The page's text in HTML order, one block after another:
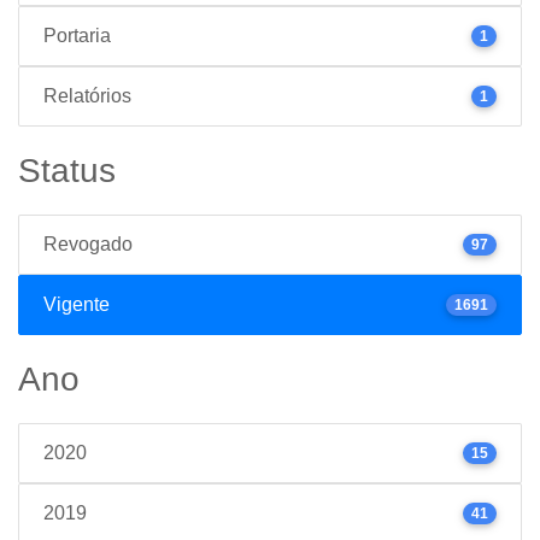
Portaria 1
Relatórios 1
Status
Revogado 97
Vigente 1691
Ano
2020 15
2019 41